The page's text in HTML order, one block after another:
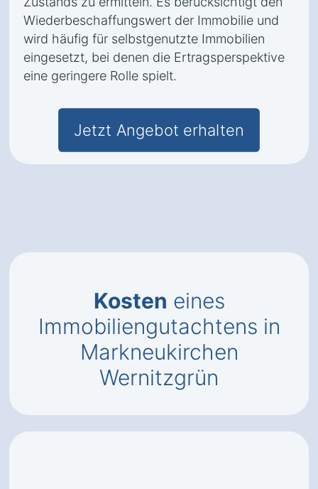
Wiederbeschaffungswert der Immobilie und
wird häufig für selbstgenutzte Immobilien
eingesetzt, bei denen die Ertragsperspektive
eine geringere Rolle spielt.
Jetzt Angebot erhalten
Kosten eines
Immobiliengutachtens in
Markneukirchen
Wernitzgrün